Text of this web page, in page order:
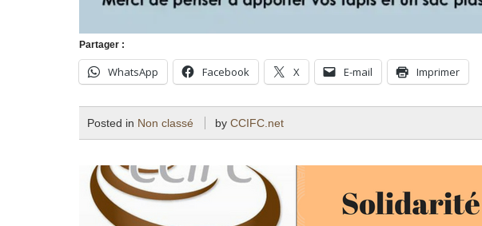
Partager :
WhatsApp Facebook X E-mail Imprimer
Posted in Non classé by CCIFC.net